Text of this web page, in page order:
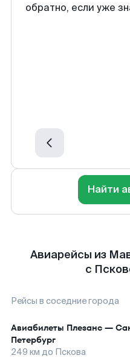
обратно, если уже
Найти
Авиарейсы из
с
Рейсы в соседние города
Авиабилеты Плезанс —
Петербург
249 км до Пскова